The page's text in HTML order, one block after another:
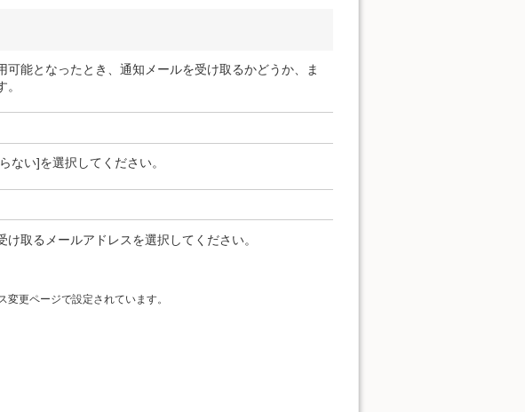
能となったとき、通知メールを受け取るかどうか、ま
ない]を選択してください。
取るメールアドレスを選択してください。
更ページで設定されています。